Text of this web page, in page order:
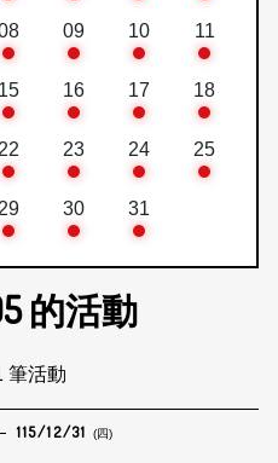
09 10 11
15 16 17 18
22 23 24 25
29 30 31
的活動
筆活動
115/12/31 (四)